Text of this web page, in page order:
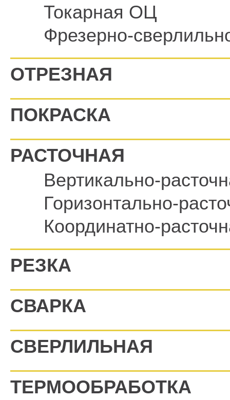
Токарная ОЦ
Фрезерно-
ОТРЕЗНАЯ
ПОКРАСКА
РАСТОЧНАЯ
Вертикально-
Горизонтально-
Координатно-
РЕЗКА
СВАРКА
СВЕРЛИЛЬНАЯ
ТЕРМООБРАБОТКА